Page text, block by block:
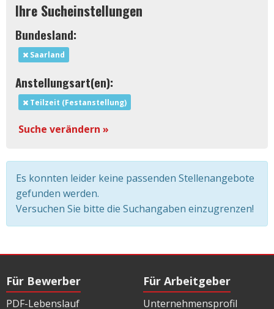
Ihre Sucheinstellungen
Bundesland:
Saarland
Anstellungsart(en):
Teilzeit (Festanstellung)
Suche verändern »
Es konnten leider keine passenden Stellenangebote
gefunden werden.
Versuchen Sie bitte die Suchangaben einzugrenzen!
Für Bewerber
PDF-Lebenslauf
Für Arbeitgeber
Unternehmensprofil